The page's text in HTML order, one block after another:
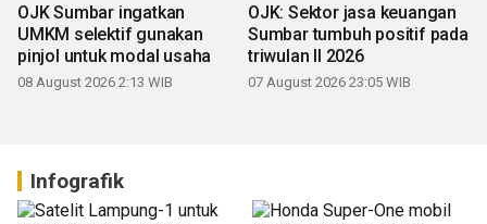
OJK Sumbar ingatkan
UMKM selektif gunakan
pinjol untuk modal usaha
08 August 2026 2:13 WIB
OJK: Sektor jasa keuangan
Sumbar tumbuh positif pada
triwulan II 2026
07 August 2026 23:05 WIB
Infografik